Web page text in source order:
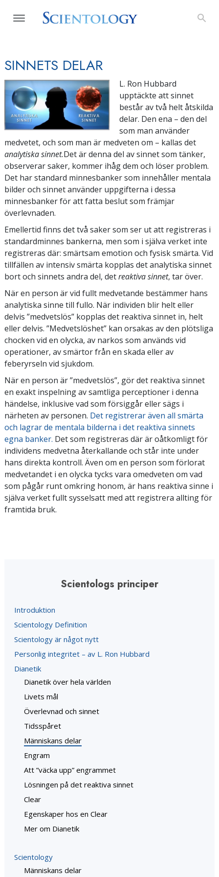
SINNETS DELAR
L. Ron Hubbard
upptäckte att sinnet
består av två helt åtskilda
delar. Den ena – den del
som man använder
medvetet, och som man är medveten om – kallas det
analytiska sinnet.Det är denna del av sinnet som tänker,
observerar saker, kommer ihåg dem och löser problem.
Det har standard minnesbanker som innehåller mentala
bilder och sinnet använder uppgifterna i dessa
minnesbanker för att fatta beslut som främjar
överlevnaden.
Emellertid finns det två saker som ser ut att registreras i
standardminnes bankerna, men som i själva verket inte
registreras där: smärtsam emotion och fysisk smärta. Vid
tillfällen av intensiv smärta kopplas det analytiska sinnet
bort och sinnets andra del, detreaktiva sinnet, tar över.
När en person är vid fullt medvetande bestämmer hans
analytiska sinne till fullo. När individen blir helt eller
delvis ”medvetslös” kopplas det reaktiva sinnet in, helt
eller delvis. ”Medvetslöshet” kan orsakas av den plötsliga
chocken vid en olycka, av narkos som används vid
operationer, av smärtor från en skada eller av
feberyrseln vid sjukdom.
När en person är ”medvetslös”, gör det reaktiva sinnet
en exakt inspelning av samtliga perceptioner i denna
händelse, inklusive vad som försiggår eller sägs i
närheten av personen. Det registrerar även all smärta
och lagrar de mentala bilderna i det reaktiva sinnets
egna banker. Det som registreras där är oåtkomligt för
individens medvetna återkallande och står inte under
hans direkta kontroll. Även om en person som förlorat
medvetandet i en olycka tycks vara omedveten om vad
som pågår runt omkring honom, är hans reaktiva sinne i
själva verket fullt sysselsatt med att registrera allting för
framtida bruk.
Scientologs principer
Introduktion
Scientology Definition
Scientology är något nytt
Personlig integritet – av L. Ron Hubbard
Dianetik
Dianetik över hela världen
Livets mål
Överlevnad och sinnet
Tidsspåret
Människans delar
Engram
Att ”väcka upp” engrammet
Lösningen på det reaktiva sinnet
Clear
Egenskaper hos en Clear
Mer om Dianetik
Scientology
Människans delar